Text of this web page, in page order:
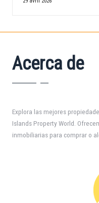
Acerca de
Explora las mejores
Islands Property World.
inmobiliarias para comprar o